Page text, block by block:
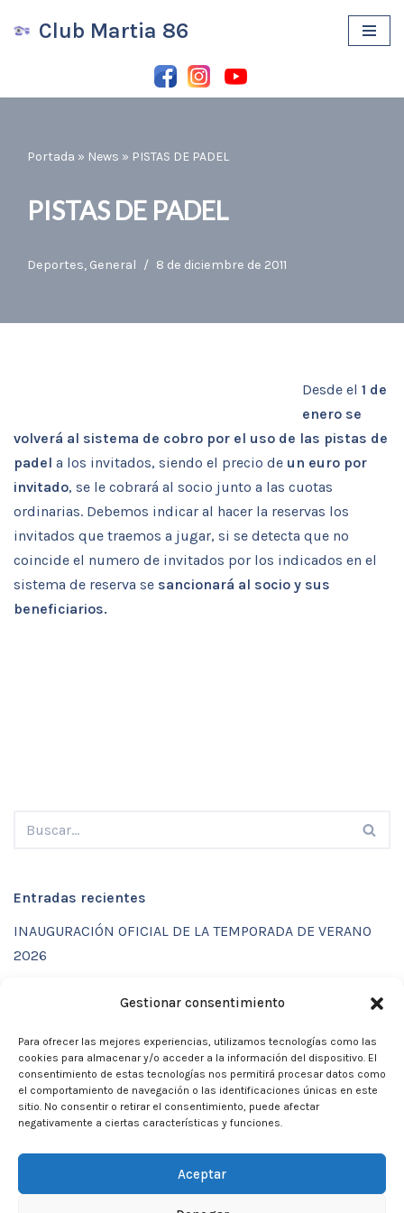
Gestionar consentimiento
Para ofrecer las mejores experiencias, utilizamos tecnologías como las
cookies para almacenar y/o acceder a la información del dispositivo. El
consentimiento de estas tecnologías nos permitirá procesar datos como
el comportamiento de navegación o las identificaciones únicas en este
sitio. No consentir o retirar el consentimiento, puede afectar
negativamente a ciertas características y funciones.
Aceptar
contenido
Club Martia 86
Portada » News » PISTAS DE PADEL
PISTAS DE PADEL
Deportes, General 8 de diciembre de 2011
Desde el 1 de
enero se
volverá al sistema de cobro por el uso de las pistas de
padel a los invitados, siendo el precio de un euro por
invitado, se le cobrará al socio junto a las cuotas
ordinarias. Debemos indicar al hacer la reservas los
invitados que traemos a jugar, si se detecta que no
coincide el numero de invitados por los indicados en el
sistema de reserva se sancionará al socio y sus
beneficiarios.
Entradas recientes
INAUGURACIÓN OFICIAL DE LA TEMPORADA DE VERANO
2026
CALENDARIO DE ACTIVIDADES VERANO 2026 – CLUB
MARTIA 86
ACTIVIDADES DE VERANO 2026